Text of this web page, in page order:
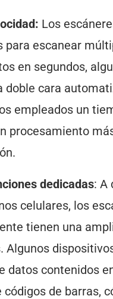
Los
para escanear
en segundos,
doble cara
empleados un
procesamiento
dedicadas: A
celulares, los
tienen una
Algunos
datos contenidos
de barras,